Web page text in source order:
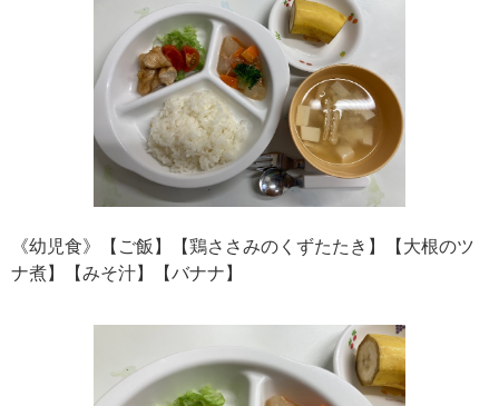
《幼児食》【ご飯】【鶏ささみのくずたたき】【大根のツ
ナ煮】【みそ汁】【バナナ】